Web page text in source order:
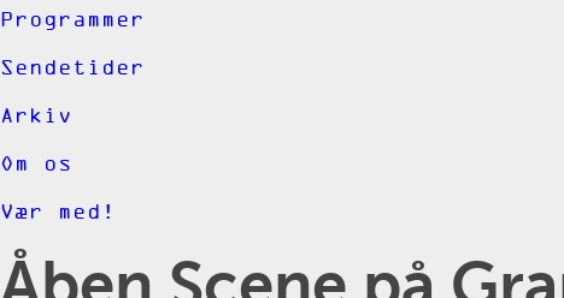
Programmer
Sendetider
Arkiv
Om os
Vær med!